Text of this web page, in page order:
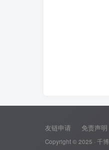
友链申请 免责声明
Copyright © 2025 · 千博